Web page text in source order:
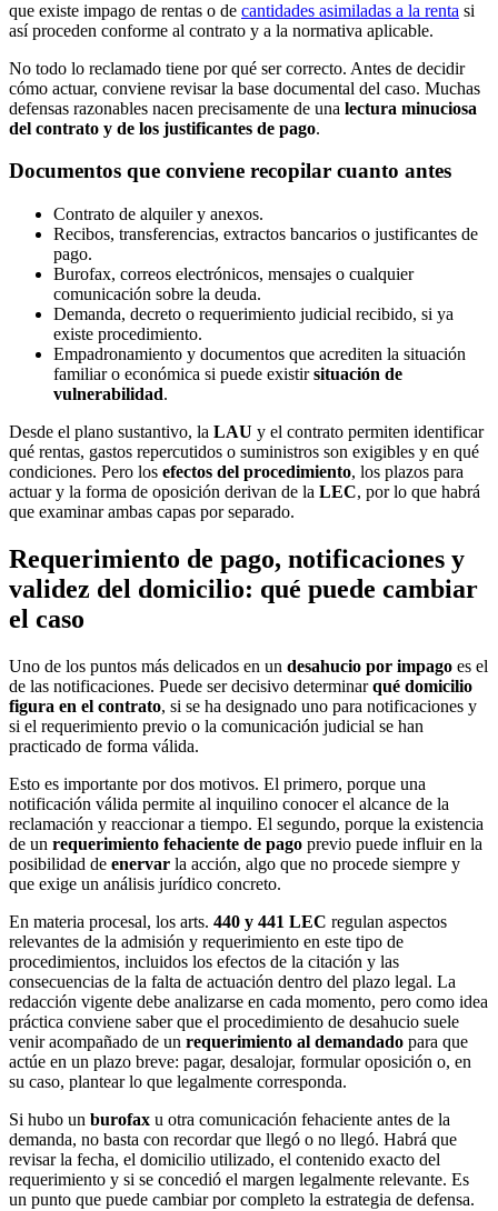
que existe impago de rentas o de cantidades asimiladas a la renta si
así proceden conforme al contrato y a la normativa aplicable.
No todo lo reclamado tiene por qué ser correcto. Antes de decidir
cómo actuar, conviene revisar la base documental del caso. Muchas
defensas razonables nacen precisamente de una lectura minuciosa
del contrato y de los justificantes de pago.
Documentos que conviene recopilar cuanto antes
Contrato de alquiler y anexos.
Recibos, transferencias, extractos bancarios o justificantes de
pago.
Burofax, correos electrónicos, mensajes o cualquier
comunicación sobre la deuda.
Demanda, decreto o requerimiento judicial recibido, si ya
existe procedimiento.
Empadronamiento y documentos que acrediten la situación
familiar o económica si puede existirsituación de
vulnerabilidad.
Desde el plano sustantivo, la LAU y el contrato permiten identificar
qué rentas, gastos repercutidos o suministros son exigibles y en qué
condiciones. Pero los efectos del procedimiento, los plazos para
actuar y la forma de oposición derivan de la LEC, por lo que habrá
que examinar ambas capas por separado.
Requerimiento de pago, notificaciones y
validez del domicilio: qué puede cambiar
el caso
Uno de los puntos más delicados en un desahucio por impago es el
de las notificaciones. Puede ser decisivo determinarqué domicilio
figura en el contrato, si se ha designado uno para notificaciones y
si el requerimiento previo o la comunicación judicial se han
practicado de forma válida.
Esto es importante por dos motivos. El primero, porque una
notificación válida permite al inquilino conocer el alcance de la
reclamación y reaccionar a tiempo. El segundo, porque la existencia
de un requerimiento fehaciente de pago previo puede influir en la
posibilidad de enervar la acción, algo que no procede siempre y
que exige un análisis jurídico concreto.
En materia procesal, los arts. 440 y 441 LEC regulan aspectos
relevantes de la admisión y requerimiento en este tipo de
procedimientos, incluidos los efectos de la citación y las
consecuencias de la falta de actuación dentro del plazo legal. La
redacción vigente debe analizarse en cada momento, pero como idea
práctica conviene saber que el procedimiento de desahucio suele
venir acompañado de un requerimiento al demandado para que
actúe en un plazo breve: pagar, desalojar, formular oposición o, en
su caso, plantear lo que legalmente corresponda.
Si hubo un burofax u otra comunicación fehaciente antes de la
demanda, no basta con recordar que llegó o no llegó. Habrá que
revisar la fecha, el domicilio utilizado, el contenido exacto del
requerimiento y si se concedió el margen legalmente relevante. Es
un punto que puede cambiar por completo la estrategia de defensa.